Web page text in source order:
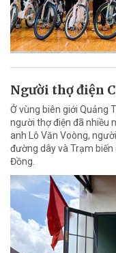
Người thợ điện
Ở vùng biên giới Quảng
người thợ điện đã nhiều
anh Lô Văn Voòng,
đường dây và Trạm
Đồng.